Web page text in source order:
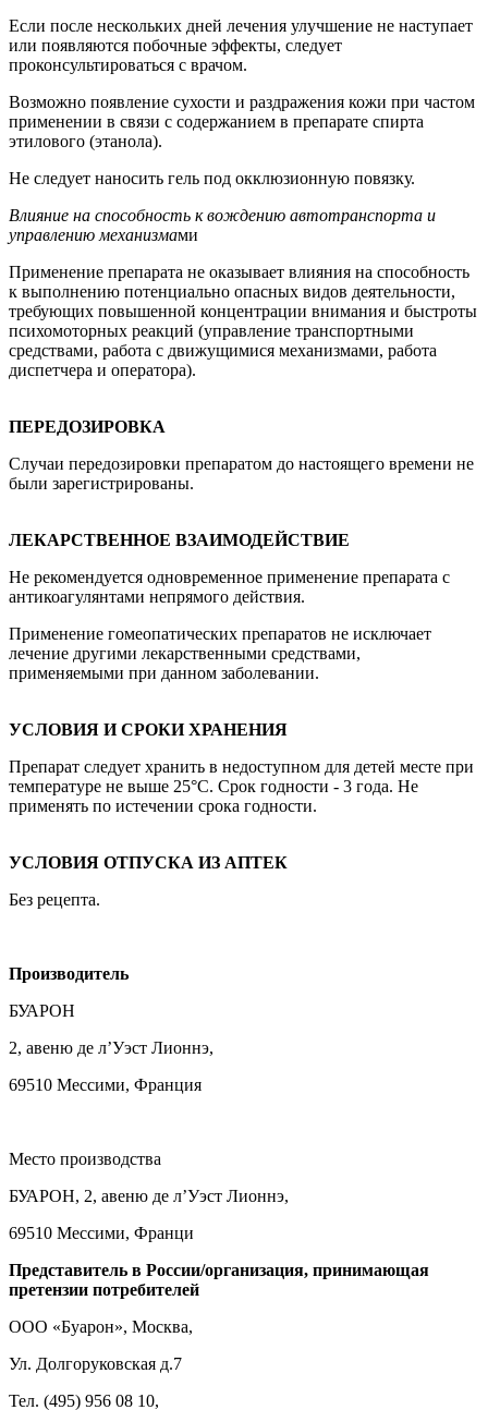
Если после нескольких дней лечения улучшение не наступает
или появляются побочные эффекты, следует
проконсультироваться с врачом.
Возможно появление сухости и раздражения кожи при частом
применении в связи с содержанием в препарате спирта
этилового (этанола).
Не следует наносить гель под окклюзионную повязку.
Влияние на способность к вождению автотранспорта и
управлению механизмами
Применение препарата не оказывает влияния на способность
к выполнению потенциально опасных видов деятельности,
требующих повышенной концентрации внимания и быстроты
психомоторных реакций (управление транспортными
средствами, работа с движущимися механизмами, работа
диспетчера и оператора).
ПЕРЕДОЗИРОВКА
Случаи передозировки препаратом до настоящего времени не
были зарегистрированы.
ЛЕКАРСТВЕННОЕ ВЗАИМОДЕЙСТВИЕ
Не рекомендуется одновременное применение препарата с
антикоагулянтами непрямого действия.
Применение гомеопатических препаратов не исключает
лечение другими лекарственными средствами,
применяемыми при данном заболевании.
УСЛОВИЯ И СРОКИ ХРАНЕНИЯ
Препарат следует хранить в недоступном для детей месте при
температуре не выше 25°С. Срок годности - 3 года. Не
применять по истечении срока годности.
УСЛОВИЯ ОТПУСКА ИЗ АПТЕК
Без рецепта.
Производитель
БУАРОН
2, авеню де л’Уэст Лионнэ,
69510 Мессими, Франция
Место производства
БУАРОН, 2, авеню де л’Уэст Лионнэ,
69510 Мессими, Франци
Представитель в России/организация, принимающая
претензии потребителей
ООО «Буарон», Москва,
Ул. Долгоруковская д.7
Тел. (495) 956 08 10,